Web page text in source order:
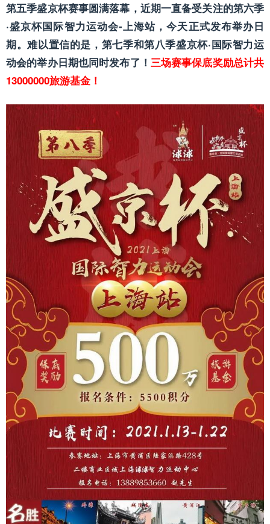
第五季盛京杯赛事圆满落幕，近期一直备受关注的第六季
·盛京杯国际智力运动会-上海站，今天正式发布举办日
期。难以置信的是，第七季和第八季盛京杯·国际智力运
动会的举办日期也同时发布了！ 三场赛事保底奖励总计共
13000000旅游基金！